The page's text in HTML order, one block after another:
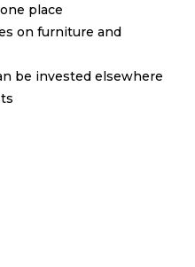
place
on furniture and
be invested elsewhere